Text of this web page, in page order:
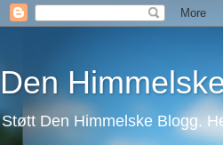
Den
Støtt Den Himmelske Blogg.